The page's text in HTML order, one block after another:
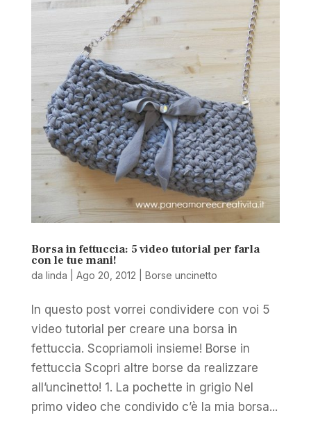
Borsa in fettuccia: 5 video tutorial per farla
con le tue mani!
da linda Ago 20, 2012 Borse uncinetto
In questo post vorrei condividere con voi 5
video tutorial per creare una borsa in
fettuccia. Scopriamoli insieme! Borse in
fettuccia Scopri altre borse da realizzare
all’uncinetto! 1. La pochette in grigio Nel
primo video che condivido c’è la mia borsa...